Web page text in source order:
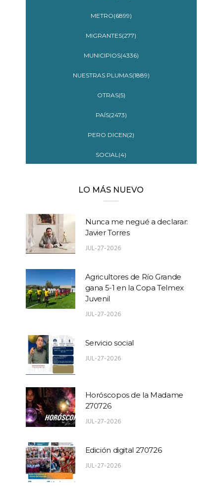
METRO(6899)
MIGRANTES(277)
MUNICIPIOS(4336)
NUESTRAS PLUMAS(1889)
OTRAS(5)
PAÍS(2473)
PERO DICEN(2)
SOCIAL(4)
LO MÁS NUEVO
Nunca me negué a declarar:
Javier Torres
JUL-27-2026
Agricultores de Río Grande
gana 5-1 en la Copa Telmex
Juvenil
JUL-27-2026
Servicio social
JUL-27-2026
Horóscopos de la Madame
270726
JUL-27-2026
Edición digital 270726
JUL-27-2026